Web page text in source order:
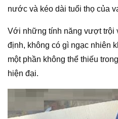
nước và kéo dài tuổi thọ của
Với những tính năng vượt trội
định, không có gì ngạc nhiên
một phần không thể thiếu
hiện đại.